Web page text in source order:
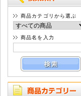
商品カテゴリから選ぶ
商品名を入力